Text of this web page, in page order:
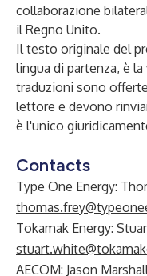
collaborazione
il Regno Unito.
Il testo originale del
lingua di partenza, è
traduzioni sono
lettore e devono
è l'unico
Contacts
Type One Energy:
Tokamak Energy:
AECOM: Jason